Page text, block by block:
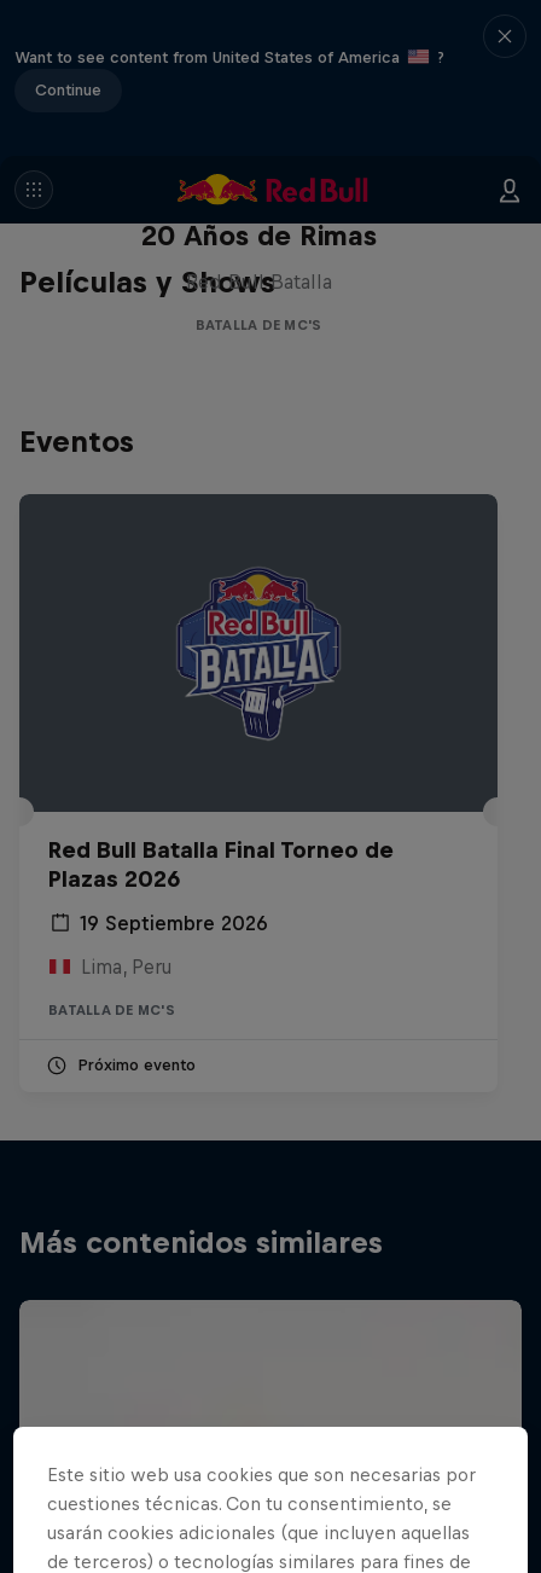
Want to see content from United States of America
?
Continue
Películas y Shows
Red Bull Batalla Nueva Historia:
20 Años de Rimas
Red Bull Batalla
BATALLA DE MC'S
Eventos
Red Bull Batalla Final Torneo de
Plazas 2026
19 Septiembre 2026
Lima, Peru
BATALLA DE MC'S
Próximo evento
Más contenidos similares
Este sitio web usa cookies que son necesarias por
cuestiones técnicas. Con tu consentimiento, se
usarán cookies adicionales (que incluyen aquellas
de terceros) o tecnologías similares para fines de